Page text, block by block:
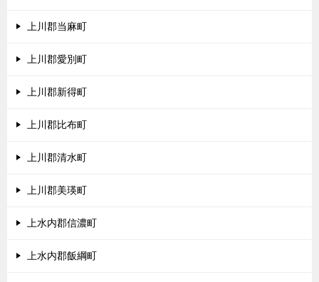
上川郡当麻町
上川郡愛別町
上川郡新得町
上川郡比布町
上川郡清水町
上川郡美瑛町
上水内郡信濃町
上水内郡飯綱町